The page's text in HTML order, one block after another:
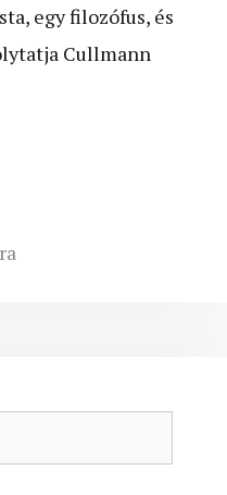
egy filozófus, és
Cullmann